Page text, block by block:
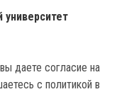
даете согласие на
с политикой в